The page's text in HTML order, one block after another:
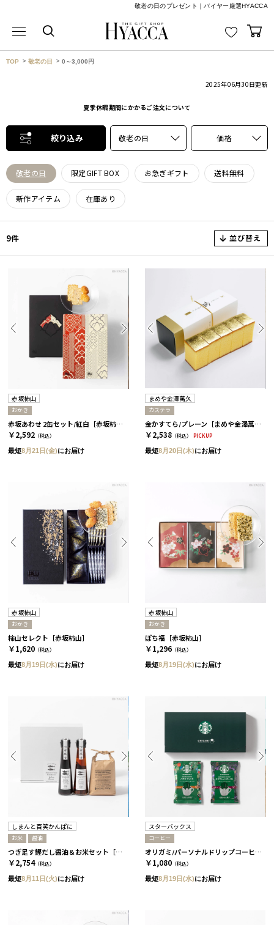
敬老の日のプレゼント｜バイヤー厳選HYACCA
TOP 敬老の日 0～3,000円
2025年06月30日更新
夏季休暇期間にかかるご注文について
絞り込み 敬老の日 価格
敬老の日 限定GIFT BOX お急ぎギフト 送料無料
新作アイテム 在庫あり
9件 並び替え
赤坂柿山
おかき
赤坂あわせ 2缶セット/紅白［赤坂柿山］
￥2,592 （税込）
最短8月21日(金)にお届け
まめや金澤萬久
カステラ
金かすてら/プレーン［まめや金澤萬久］
￥2,538 （税込） PICKUP
最短8月20日(木)にお届け
赤坂柿山
おかき
柿山セレクト［赤坂柿山］
￥1,620 （税込）
最短8月19日(水)にお届け
赤坂柿山
おかき
ぽち福［赤坂柿山］
￥1,296 （税込）
最短8月19日(水)にお届け
しまんと百笑かんぱに
お米 醤油
つぎ足す鰹だし醤油＆お米セット［しまんと百笑かんぱに］
￥2,754（税込）
最短8月11日(火)にお届け
スターバックス
コーヒー
オリガミ/パーソナルドリップコーヒー［スターバックス］
￥1,080 （税込）
最短8月19日(水)にお届け